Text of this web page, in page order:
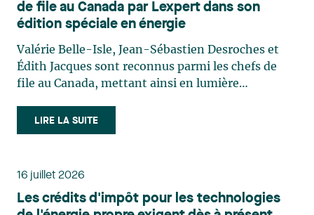
de file au Canada par Lexpert dans son
édition spéciale en énergie
Valérie Belle-Isle, Jean-Sébastien Desroches et
Édith Jacques sont reconnus parmi les chefs de
file au Canada, mettant ainsi en lumière
le domaine du droit des technologies. Valérie
Belle-Isle est associée au sein du groupe de droit
principalement sur le droit de l’environnement,
du territoire. Elle conseille et représente une
LIRE LA SUITE
16 juillet 2026
Les crédits d'impôt pour les technologies